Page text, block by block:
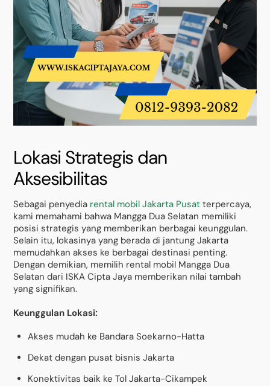
Lokasi Strategis dan
Aksesibilitas
Sebagai penyedia rental mobil Jakarta Pusat terpercaya,
kami memahami bahwa Mangga Dua Selatan memiliki
posisi strategis yang memberikan berbagai keunggulan.
Selain itu, lokasinya yang berada di jantung Jakarta
memudahkan akses ke berbagai destinasi penting.
Dengan demikian, memilih rental mobil Mangga Dua
Selatan dari ISKA Cipta Jaya memberikan nilai tambah
yang signifikan.
Keunggulan Lokasi:
Akses mudah ke Bandara Soekarno-Hatta
Dekat dengan pusat bisnis Jakarta
Konektivitas baik ke Tol Jakarta-Cikampek